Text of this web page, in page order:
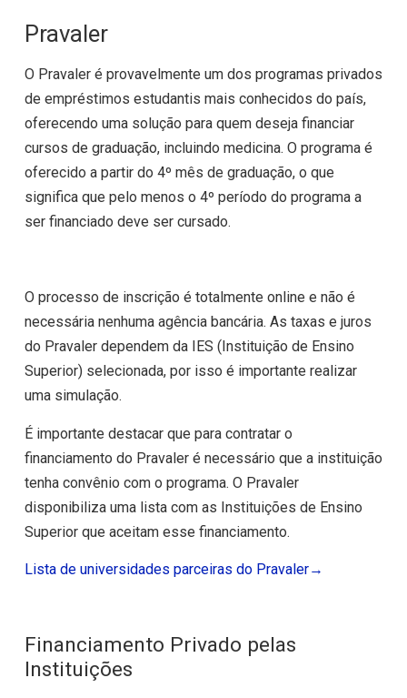
Pravaler
O Pravaler é provavelmente um dos programas privados
de empréstimos estudantis mais conhecidos do país,
oferecendo uma solução para quem deseja financiar
cursos de graduação, incluindo medicina. O programa é
oferecido a partir do 4º mês de graduação, o que
significa que pelo menos o 4º período do programa a
ser financiado deve ser cursado.
O processo de inscrição é totalmente online e não é
necessária nenhuma agência bancária. As taxas e juros
do Pravaler dependem da IES (Instituição de Ensino
Superior) selecionada, por isso é importante realizar
uma simulação.
É importante destacar que para contratar o
financiamento do Pravaler é necessário que a instituição
tenha convênio com o programa. O Pravaler
disponibiliza uma lista com as Instituições de Ensino
Superior que aceitam esse financiamento.
Lista de universidades parceiras do Pravaler→
Financiamento Privado pelas
Instituições